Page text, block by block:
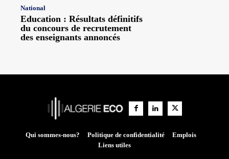
National
Education : Résultats définitifs
du concours de recrutement
des enseignants annoncés
Qui sommes-nous? Politique de confidentialité
Emplois
Liens utiles